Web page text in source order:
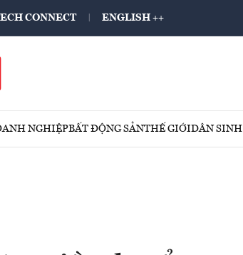
CONNECT ENGLISH ++
NGHIỆPBẤT ĐỘNG SẢNTHẾ GIỚIDÂN SINH